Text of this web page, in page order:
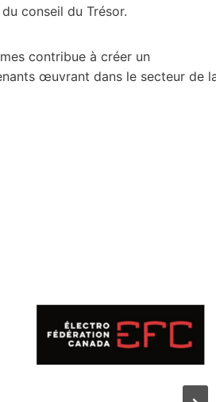
conseil du Trésor.
contribue à créer un
œuvrant dans le secteur de